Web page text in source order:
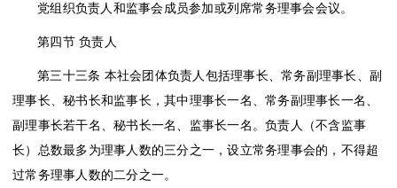
党组织负责人和监事会成员参加或列席常务理事会会议。
第四节 负责人
第三十三条 本社会团体负责人包括理事长、常务副理事长、副
理事长、秘书长和监事长，其中理事长一名、常务副理事长一名、
副理事长若干名、秘书长一名、监事长一名。负责人（不含监事
长）总数最多为理事人数的三分之一，设立常务理事会的，不得超
过常务理事人数的二分之一。